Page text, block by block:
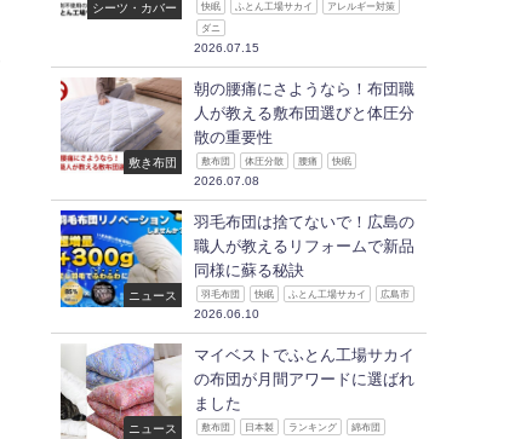
シーツ・カバー 快眠 ふとん工場サカイ アレルギー対策
ダニ
2026.07.15
敷き布団
朝の腰痛にさようなら！布団職
人が教える敷布団選びと体圧分
散の重要性
敷布団 体圧分散 腰痛 快眠
2026.07.08
ニュース
羽毛布団は捨てないで！広島の
職人が教えるリフォームで新品
同様に蘇る秘訣
羽毛布団 快眠 ふとん工場サカイ 広島市
2026.06.10
ニュース
マイベストでふとん工場サカイ
の布団が月間アワードに選ばれ
ました
敷布団 日本製 ランキング 綿布団